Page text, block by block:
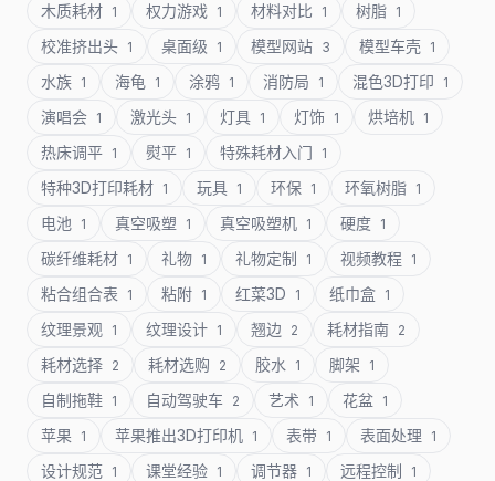
木质耗材 1 权力游戏 1 材料对比 1 树脂 1
校准挤出头 1 桌面级 1 模型网站 3 模型车壳 1
水族 1 海龟 1 涂鸦 1 消防局 1 混色3D打印 1
演唱会 1 激光头 1 灯具 1 灯饰 1 烘培机 1
热床调平 1 熨平 1 特殊耗材入门 1
特种3D打印耗材 1 玩具 1 环保 1 环氧树脂 1
电池 1 真空吸塑 1 真空吸塑机 1 硬度 1
碳纤维耗材 1 礼物 1 礼物定制 1 视频教程 1
粘合组合表 1 粘附 1 红菜3D 1 纸巾盒 1
纹理景观 1 纹理设计 1 翘边 2 耗材指南 2
耗材选择 2 耗材选购 2 胶水 1 脚架 1
自制拖鞋 1 自动驾驶车 2 艺术 1 花盆 1
苹果 1 苹果推出3D打印机 1 表带 1 表面处理 1
设计规范 1 课堂经验 1 调节器 1 远程控制 1